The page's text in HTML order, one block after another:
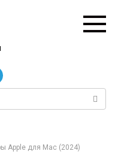
Apple для Mac (2024)